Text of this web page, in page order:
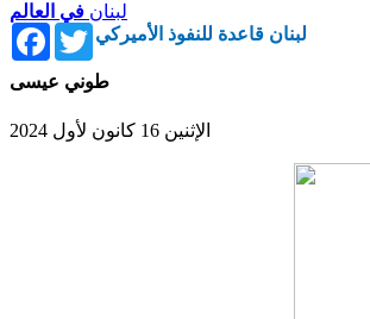
لبنان في العالم
FacebookTwitter
لبنان قاعدة للنفوذ الأميركي
طوني عيسى
الإثنين 16 كانون لأول 2024